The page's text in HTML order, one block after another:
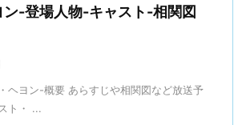
ン-登場人物-キャスト-相関図
ヘヨン-概要 あらすじや相関図など放送予
ト・ ...